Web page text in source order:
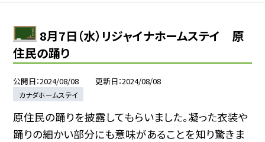
8月7日（水）リジャイナホームステイ 原
住民の踊り
公開日 2024/08/08 更新日 2024/08/08
カナダホームステイ
原住民の踊りを披露してもらいました。凝った衣装や
踊りの細かい部分にも意味があることを知り驚きま